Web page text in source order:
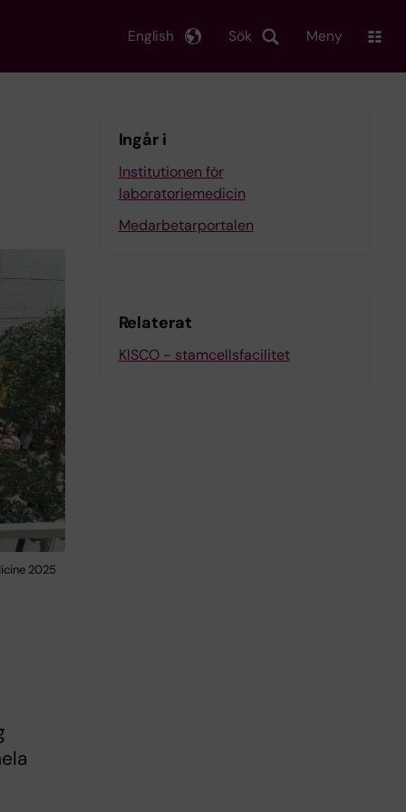
Sök
English Meny
2025
Ingår i
Institutionen för
laboratoriemedicin
Medarbetarportalen
Relaterat
KISCO - stamcellsfacilitet